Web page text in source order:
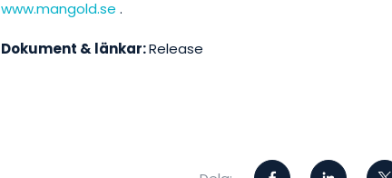
www.mangold.se .
Dokument & länkar:Release